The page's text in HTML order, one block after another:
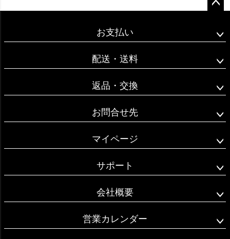
ジト
ップ
お支払い
配送・送料
返品・交換
お問合せ先
マイページ
サポート
会社概要
営業カレンダー